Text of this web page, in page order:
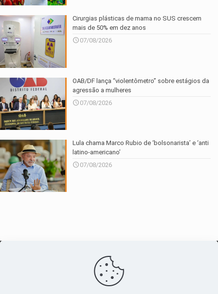
Cirurgias plásticas de mama no SUS crescem
mais de 50% em dez anos
07/08/2026
OAB/DF lança “violentômetro” sobre estágios da
agressão a mulheres
07/08/2026
Lula chama Marco Rubio de ‘bolsonarista’ e ‘anti
latino-americano’
07/08/2026
canal de notícias